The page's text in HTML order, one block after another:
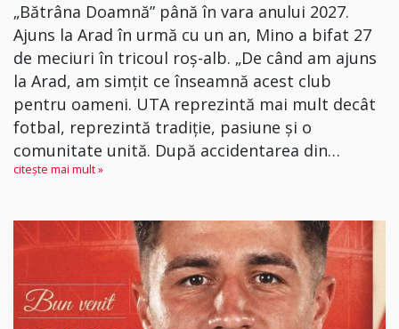
„Bătrâna Doamnă” până în vara anului 2027.
Ajuns la Arad în urmă cu un an, Mino a bifat 27
de meciuri în tricoul roș-alb. „De când am ajuns
la Arad, am simțit ce înseamnă acest club
pentru oameni. UTA reprezintă mai mult decât
fotbal, reprezintă tradiție, pasiune și o
comunitate unită. După accidentarea din…
citește mai mult »